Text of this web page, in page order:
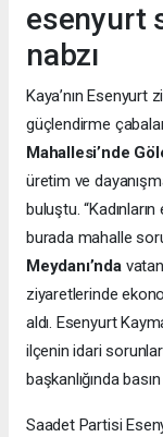
esenyurt
nabzı
Kaya’nın Esenyurt
güçlendirme
Mahallesi’nde
üretim ve
buluştu.
burada mahalle
Meydanı’nda
ziyaretlerinde
aldı. Esenyurt
ilçenin idari
başkanlığında
Saadet Partisi